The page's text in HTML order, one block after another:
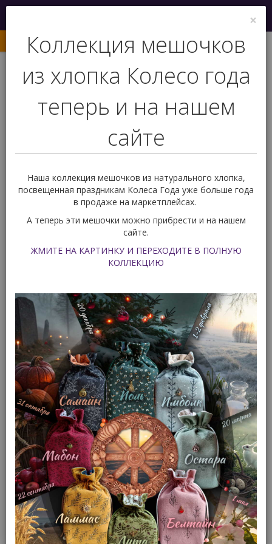
Обратный звонок
Вас ждет подарок!
Таро Темное Ройо
Доступность: Нет в наличии
Товар распродан
Производитель: Lo Scarabeo
Смотреть все товары этого бренда
1 762 р. В корзину
Быстрый заказ
Другие товары этой серии:
×
Коллекция мешочков
из хлопка Колесо года
теперь и на нашем
сайте
Наша коллекция мешочков из натурального хлопка,
посвещенная праздникам Колеса Года уже больше года
в продаже на маркетплейсах.
А теперь эти мешочки можно прибрести и на нашем
сайте.
ЖМИТЕ НА КАРТИНКУ И ПЕРЕХОДИТЕ В ПОЛНУЮ
КОЛЛЕКЦИЮ